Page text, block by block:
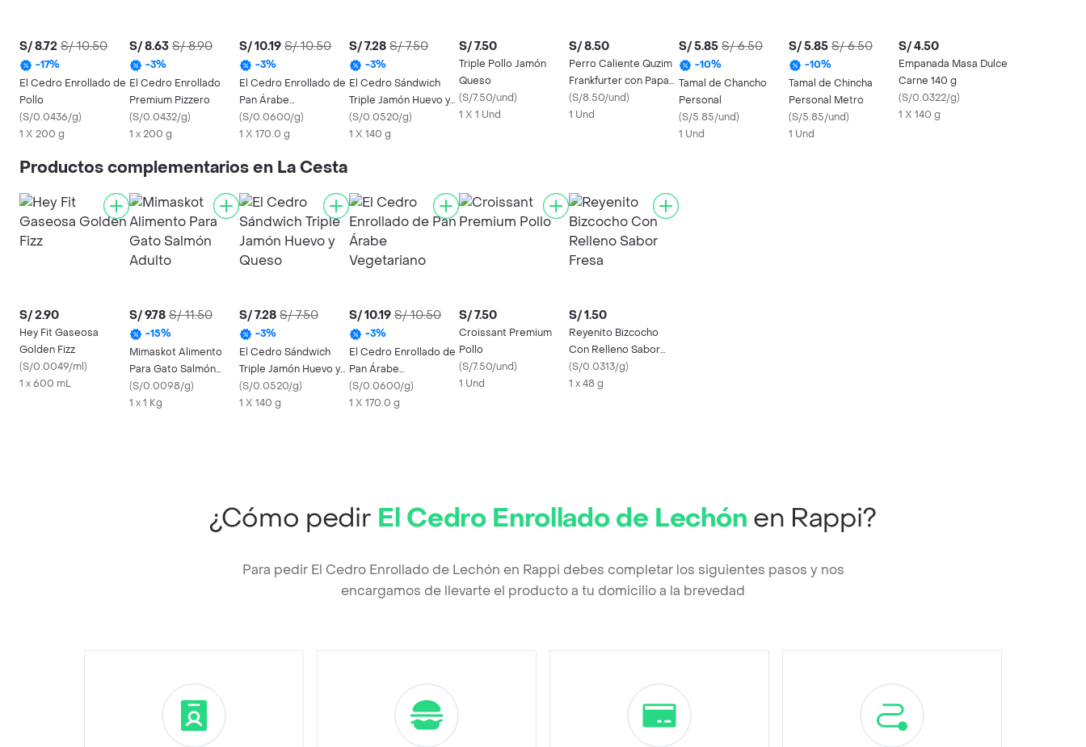
S/ 8.72 S/ 10.50
-17%
El Cedro Enrollado de
Pollo
(S/0.0436/g)
1 X 200 g
S/ 8.63 S/ 8.90
-3%
El Cedro Enrollado
Premium Pizzero
(S/0.0432/g)
1 x 200 g
S/ 10.19 S/ 10.50
-3%
El Cedro Enrollado de
Pan Árabe
Vegetariano
(S/0.0600/g)
1 X 170.0 g
S/ 7.28 S/ 7.50
-3%
El Cedro Sándwich
Triple Jamón Huevo y
Queso
(S/0.0520/g)
1 X 140 g
S/ 7.50
Triple Pollo Jamón
Queso
(S/7.50/und)
1 X 1 Und
S/ 8.50
Perro Caliente Quzim
Frankfurter con Papas
al Hilo
(S/8.50/und)
1 Und
S/ 5.85 S/ 6.50
-10%
Tamal de Chancho
Personal
(S/5.85/und)
1 Und
S/ 5.85 S/ 6.50
-10%
Tamal de Chincha
Personal Metro
(S/5.85/und)
1 Und
S/ 4.50
Empanada Masa Dulce
Carne 140 g
(S/0.0322/g)
1 X 140 g
Productos complementarios en La Cesta
S/ 2.90
Hey Fit Gaseosa
Golden Fizz
(S/0.0049/ml)
1 x 600 mL
S/ 9.78 S/ 11.50
-15%
Mimaskot Alimento
Para Gato Salmón
Adulto
(S/0.0098/g)
1 x 1 Kg
S/ 7.28 S/ 7.50
-3%
El Cedro Sándwich
Triple Jamón Huevo y
Queso
(S/0.0520/g)
1 X 140 g
S/ 10.19 S/ 10.50
-3%
El Cedro Enrollado de
Pan Árabe
Vegetariano
(S/0.0600/g)
1 X 170.0 g
S/ 7.50
Croissant Premium
Pollo
(S/7.50/und)
1 Und
S/ 1.50
Reyenito Bizcocho
Con Relleno Sabor
Fresa
(S/0.0313/g)
1 x 48 g
¿Cómo pedir El Cedro Enrollado de Lechón en Rappi?
Para pedir El Cedro Enrollado de Lechón en Rappi debes completar los siguientes pasos y nos
encargamos de llevarte el producto a tu domicilio a la brevedad